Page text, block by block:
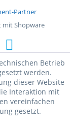
Partner
mit Shopware
Betrieb
werden.
dieser Website
Interaktion mit
vereinfachen
gesetzt.